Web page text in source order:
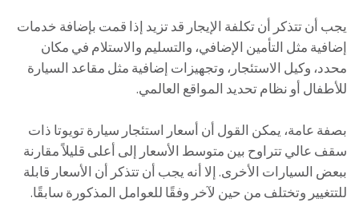
يجب أن تتذكر أن تكلفة الإيجار قد تزيد إذا قمت بإضافة خدمات
إضافية مثل التأمين الإضافي، والتسليم والاستلام في مكان
محدد، وكيل الاستئجار، وتجهيزات إضافية مثل مقاعد السيارة
للأطفال أو نظام تحديد المواقع العالمي.
بصفة عامة، يمكن القول أن أسعار استئجار سيارة تويوتا ذات
سقف عالي تتراوح بين متوسط الأسعار إلى أعلى قليلاً مقارنة
ببعض السيارات الأخرى. إلا أنه يجب أن تتذكر أن الأسعار قابلة
للتتغيير وتختلف من حين لآخر وفقًا للعوامل المذكورة سابقًا.